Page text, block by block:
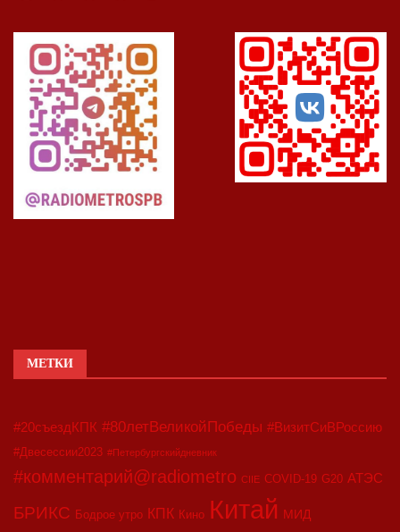
МЕТКИ
#20съездКПК #80летВеликойПобеды #ВизитСиВРоссию
#Двесессии2023 #Петербургскийдневник
#комментарий@radiometro CIIE COVID-19 G20 АТЭС
БРИКС Бодрое утро КПК Кино Китай МИД